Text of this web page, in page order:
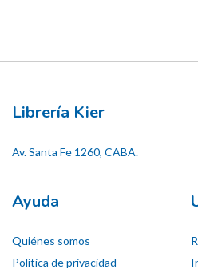
Librería Kier
Av. Santa Fe 1260, CABA.
Ayuda
Quiénes somos
Política de privacidad